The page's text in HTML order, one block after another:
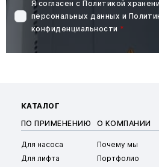
Я согласен сПолитикой
персональных данных и
конфиденциальности *
КАТАЛОГ
ПО ПРИМЕНЕНИЮ
Для насоса
Для лифта
О КОМПАНИИ
Почему мы
Портфолио